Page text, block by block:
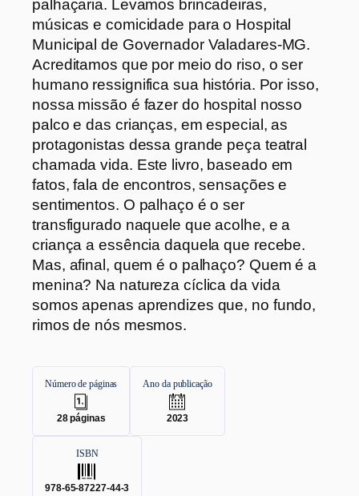
palhaçaria. Levamos brincadeiras,
músicas e comicidade para o Hospital
Municipal de Governador Valadares-MG.
Acreditamos que por meio do riso, o ser
humano ressignifica sua história. Por isso,
nossa missão é fazer do hospital nosso
palco e das crianças, em especial, as
protagonistas dessa grande peça teatral
chamada vida. Este livro, baseado em
fatos, fala de encontros, sensações e
sentimentos. O palhaço é o ser
transfigurado naquele que acolhe, e a
criança a essência daquela que recebe.
Mas, afinal, quem é o palhaço? Quem é a
menina? Na natureza cíclica da vida
somos apenas aprendizes que, no fundo,
rimos de nós mesmos.
Número de páginas
28páginas
Ano da publicação
.
2023
ISBN
978-65-87227-44-3